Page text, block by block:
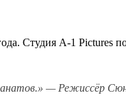
Студия A-1 Pictures
— Режиссёр